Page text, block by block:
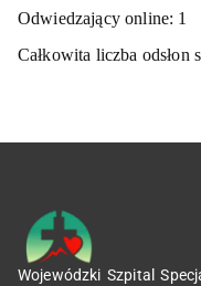
Odwiedzający online: 1
Całkowita liczba odsłon
Wojewódzki Szpital